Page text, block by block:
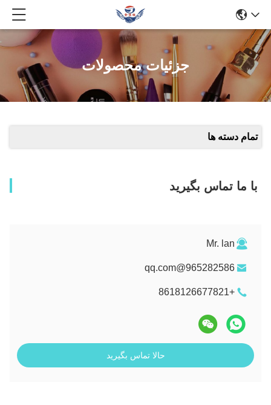
جزئیات محصولات
تمام دسته ها
با ما تماس بگیرید
Mr. lan
965282586@qq.com
+8618126677821
حالا تماس بگیرید